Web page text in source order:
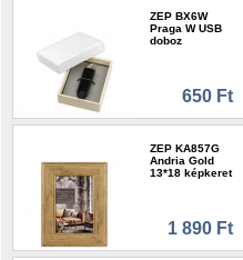
ZEP BX6W
Praga W USB
doboz
650 Ft
ZEP KA857G
Andria Gold
13*18 képkeret
1 890 Ft